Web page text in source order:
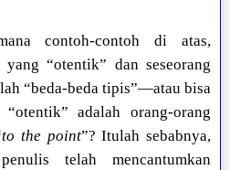
contoh-contoh di atas,
“otentik” dan seseorang
“beda-beda tipis”—atau bisa
adalah orang-orang
to the point”? Itulah sebabnya,
telah mencantumkan